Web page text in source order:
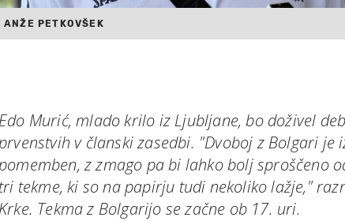
ANŽE PETKOVŠEK
Edo Murić, mlado krilo iz Ljubljane, bo doživel
v članski zasedbi. "Dvoboj z Bolgari je
z zmago pa bi lahko bolj sproščeno
tri tekme, ki so na papirju tudi nekoliko lažje,"
Krke. Tekma z Bolgarijo se začne ob 17. uri.